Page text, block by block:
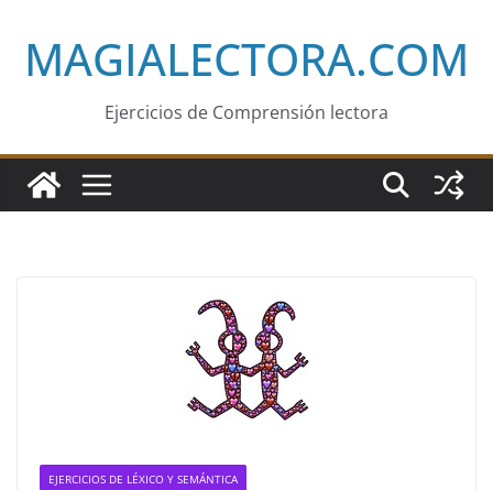
contenido
MAGIALECTORA.COM
Ejercicios de Comprensión lectora
EJERCICIOS DE LÉXICO Y SEMÁNTICA